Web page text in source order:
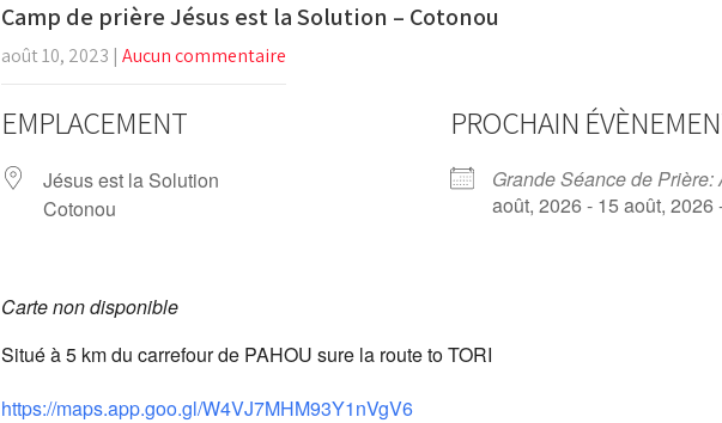
Camp de prière Jésus est la Solution – Cotonou
août 10, 2023 | Aucun commentaire
EMPLACEMENT
Jésus est la Solution
Cotonou
PROCHAIN
Grande Séance de Prière:
août, 2026 - 15 août, 2026
Carte non disponible
Situé à 5 km du carrefour de PAHOU sure la route to TORI
https://maps.app.goo.gl/W4VJ7MHM93Y1nVgV6